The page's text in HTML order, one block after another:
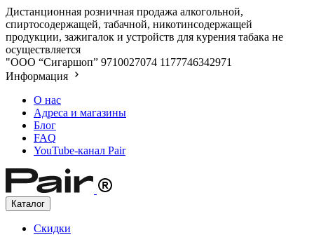
Дистанционная розничная продажа алкогольной,
спиртосодержащей, табачной, никотинсодержащей
продукции, зажигалок и устройств для курения табака не
осуществляется
"ООО “Сигаршоп” 9710027074 1177746342971
Информация
О нас
Адреса и магазины
Блог
FAQ
YouTube-канал Pair
Каталог
Скидки